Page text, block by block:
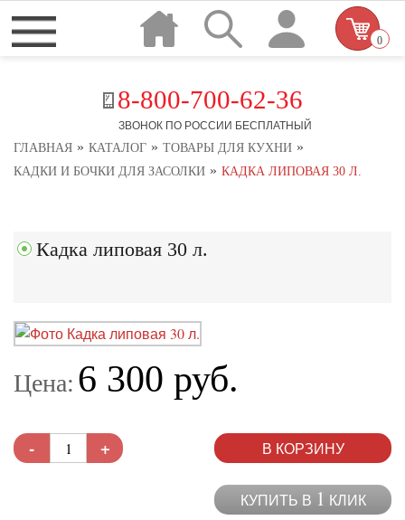
8-800-700-62-36
ЗВОНОК ПО РОССИИ БЕСПЛАТНЫЙ
0
ГЛАВНАЯ » КАТАЛОГ » ТОВАРЫ ДЛЯ КУХНИ »
КАДКИ И БОЧКИ ДЛЯ ЗАСОЛКИ » КАДКА ЛИПОВАЯ 30 Л.
Кадка липовая 30 л.
Цена: 6 300 руб.
- + В КОРЗИНУ
КУПИТЬ В 1 КЛИК